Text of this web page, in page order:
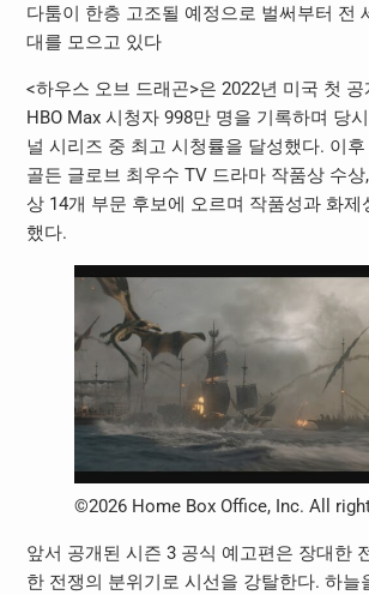
다툼이 한층 고조될 예정으로 벌써부터 전
대를 모으고 있다
<하우스 오브 드래곤>은 2022년 미국 첫 공
HBO Max 시청자 998만 명을 기록하며 당
널 시리즈 중 최고 시청률을 달성했다. 이후
골든 글로브 최우수 TV 드라마 작품상 수
상 14개 부문 후보에 오르며 작품성과 화제
했다.
©2026 Home Box Office, Inc. All
앞서 공개된 시즌 3 공식 예고편은 장대한
한 전쟁의 분위기로 시선을 강탈한다. 하늘